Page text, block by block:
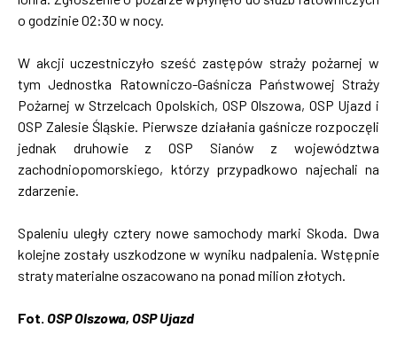
o godzinie 02:30 w nocy.
W akcji uczestniczyło sześć zastępów straży pożarnej w
tym Jednostka Ratowniczo-Gaśnicza Państwowej Straży
Pożarnej w Strzelcach Opolskich, OSP Olszowa, OSP Ujazd i
OSP Zalesie Śląskie. Pierwsze działania gaśnicze rozpoczęli
jednak druhowie z OSP Sianów z województwa
zachodniopomorskiego, którzy przypadkowo najechali na
zdarzenie.
Spaleniu uległy cztery nowe samochody marki Skoda. Dwa
kolejne zostały uszkodzone w wyniku nadpalenia. Wstępnie
straty materialne oszacowano na ponad milion złotych.
Fot. OSP Olszowa, OSP Ujazd